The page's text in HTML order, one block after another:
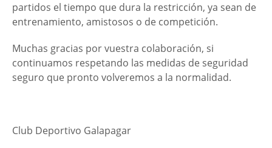
partidos el tiempo que dura la restricción, ya sean de
entrenamiento, amistosos o de competición.
Muchas gracias por vuestra colaboración, si
continuamos respetando las medidas de seguridad
seguro que pronto volveremos a la normalidad.
Club Deportivo Galapagar